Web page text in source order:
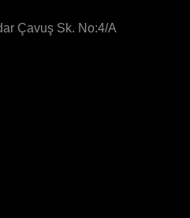
Çavuş Sk. No:4/A